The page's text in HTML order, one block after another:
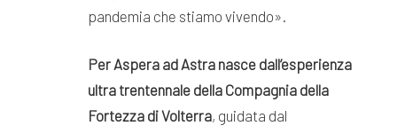
pandemia che stiamo vivendo».
Per Aspera ad Astra nasce dall’esperienza
ultra trentennale della Compagnia della
Fortezza diVolterra, guidata dal